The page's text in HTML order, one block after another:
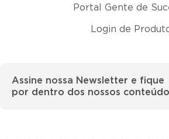
Portal Gente de
Login de
Assine nossa Newsletter e fique
por dentro dos nossos